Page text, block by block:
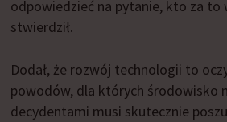
odpowiedzieć na pytanie, kto za to
stwierdził.
Dodał, że rozwój technologii to
powodów, dla których środowisko
decydentami musi skutecznie